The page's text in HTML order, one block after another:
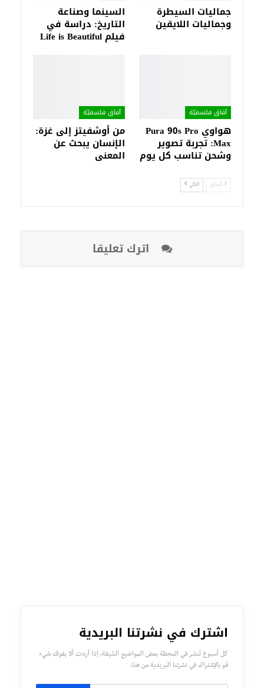
جماليات السيطرة
وجماليات اللايقين
السينما وصناعة
التاريخ: دراسة في
فيلم Life is Beautiful
آفاق فلسفيّة‎
هواوي Pura 90s Pro
Max: تجربة تصوير
وشحن تناسب كل يوم
آفاق فلسفيّة‎
من أوشفيتز إلى غزة:
الإنسان يبحث عن
المعنى
السابق التالي
اترك تعليقا
اشترك في نشرتنا البريدية
كل أسبوع تُنشر في المحطة بعض المواضيع الشيقة، إذا أردت ألا يفوتك شيء
قم بالإشتراك في نشرتنا البريدية من هنا.